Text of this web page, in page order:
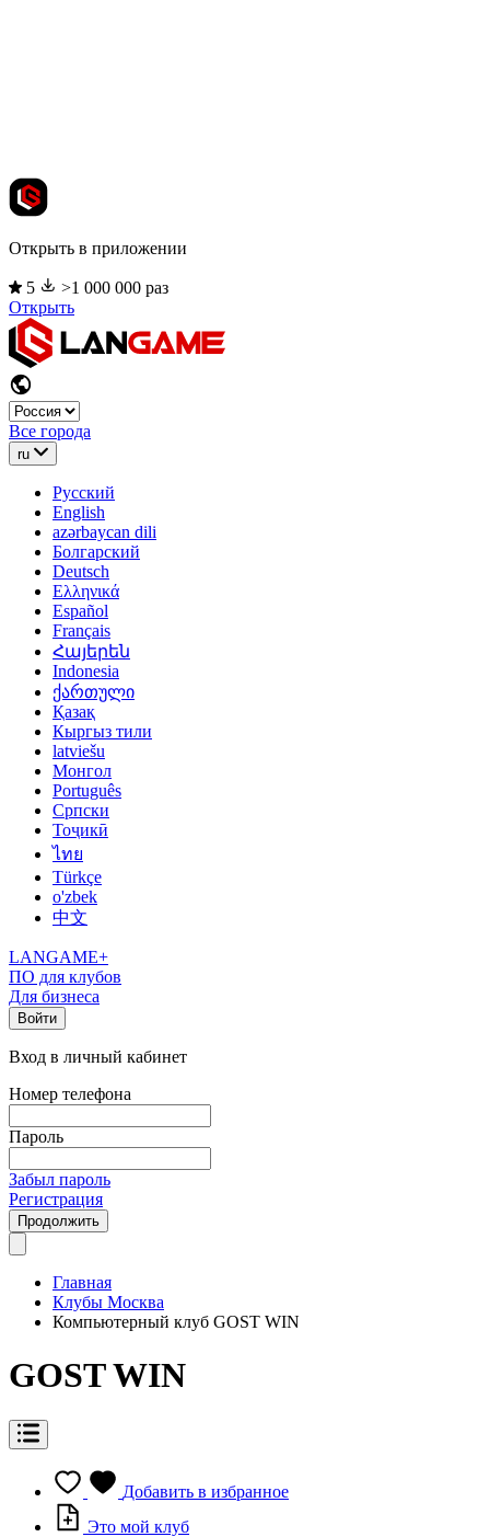
Открыть в приложении
5
>1 000 000 раз
Открыть
Все города
ru
Русский
English
azərbaycan dili
Болгарский
Deutsch
Ελληνικά
Español
Français
Հայերեն
Indonesia
ქართული
Қазақ
Кыргыз тили
latviešu
Монгол
Português
Српски
Тоҷикӣ
ไทย
Türkçe
o'zbek
中文
LANGAME+
ПО для клубов
Для бизнеса
Войти
Вход в личный кабинет
Номер телефона
Пароль
Забыл пароль
Регистрация
Продолжить
Главная
Клубы Москва
Компьютерный клуб GOST WIN
GOST WIN
Добавить в избранное
Это мой клуб